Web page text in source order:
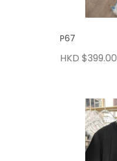
P67
HKD $399.00